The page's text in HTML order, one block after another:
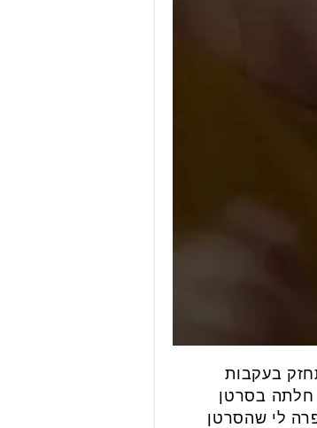
בעקבות
חלתה בסרטן
לי שהסרטן